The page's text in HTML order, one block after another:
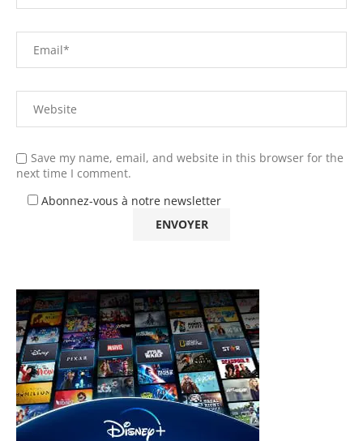
Save my name, email, and website in this browser for the
next time I comment.
Abonnez-vous à notre newsletter